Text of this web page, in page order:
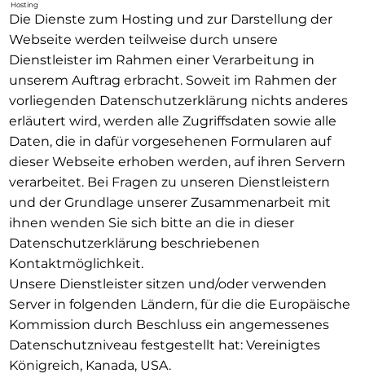
Hosting
Die Dienste zum Hosting und zur Darstellung der
Webseite werden teilweise durch unsere
Dienstleister im Rahmen einer Verarbeitung in
unserem Auftrag erbracht. Soweit im Rahmen der
vorliegenden Datenschutzerklärung nichts anderes
erläutert wird, werden alle Zugriffsdaten sowie alle
Daten, die in dafür vorgesehenen Formularen auf
dieser Webseite erhoben werden, auf ihren Servern
verarbeitet. Bei Fragen zu unseren Dienstleistern
und der Grundlage unserer Zusammenarbeit mit
ihnen wenden Sie sich bitte an die in dieser
Datenschutzerklärung beschriebenen
Kontaktmöglichkeit.
Unsere Dienstleister sitzen und/oder verwenden
Server in folgenden Ländern, für die die Europäische
Kommission durch Beschluss ein angemessenes
Datenschutzniveau festgestellt hat: Vereinigtes
Königreich, Kanada, USA.